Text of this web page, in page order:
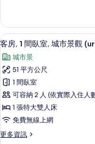
雙
人
床,
城
市
景
觀
的
所
有
客
房,
1
特
大
雙
人
床,
城
市
景
的
顯
示
客
房,
間
臥
室,
城
5
客房, 1 間臥室, 城市景觀
城市景
51 平方公尺
1 間臥室
可容納 2 人 (依實際入住人
1 張特大雙人床
免費無線上網
更多資訊
更